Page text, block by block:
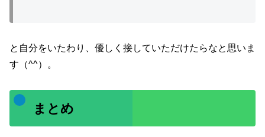
と自分をいたわり、優しく接していただけたらなと思いま
す（^^）。
まとめ